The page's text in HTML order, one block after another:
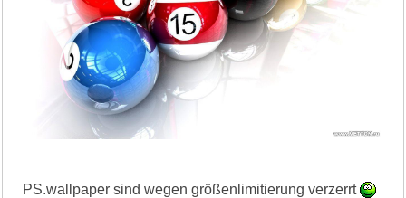
PS.wallpaper sind wegen größenlimitierung verzerrt